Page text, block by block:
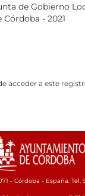
de Gobierno
- 2021
acceder a este
- Córdoba - España. Tel.